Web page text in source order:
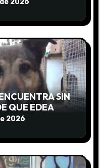
2026
SIN
QUE EDEA
SIN AVISO
2026